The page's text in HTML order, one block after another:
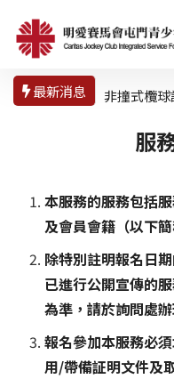
最新消息 非撞式欖球
服
本服務的服務包括
及會員會籍（以下
除特別註明報名日
已進行公開宣傳的
為準，請於詢問處
報名參加本服務必
用/帶備証明文件及